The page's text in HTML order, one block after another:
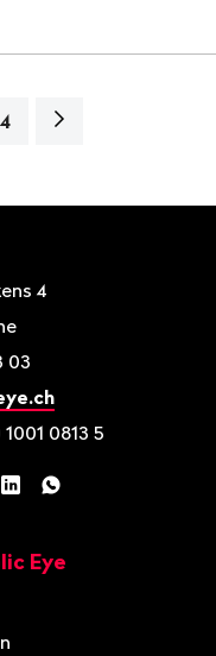
4
Page
4
03
0813 5
LinkedInWhatsApp
Eye